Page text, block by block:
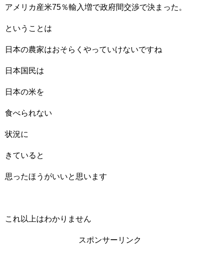
アメリカ産米75％輸入増で政府間交渉で決まった。
ということは
日本の農家はおそらくやっていけないですね
日本国民は
日本の米を
食べられない
状況に
きていると
思ったほうがいいと思います
これ以上はわかりません
スポンサーリンク